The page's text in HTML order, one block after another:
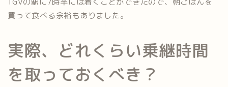
買って食べる余裕もありました。
実際、どれくらい乗継時間
を取っておくべき？